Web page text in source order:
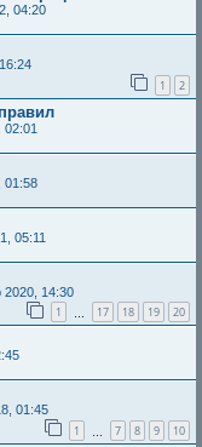
04:20
1 2
01:58
05:11
2020, 14:30
1 17 18 19 20
01:45
1 7 8 9 10